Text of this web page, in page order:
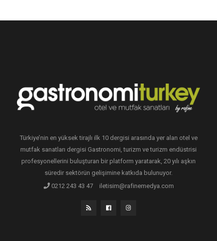
Türkiye’nin en yüksek tirajlı ilk 10 dergisi arasında yer alan otel ve
mutfak sanatları dergisi Gastronomi, turizm ve turizm endüstrisi
profesyonellerini buluşturan bir platform yaratarak, 20 yılı aşkın
süredir sektörün gelişimine katkıda bulunuyor.
0212 243 43 47
iletisim@rafinemedya.com